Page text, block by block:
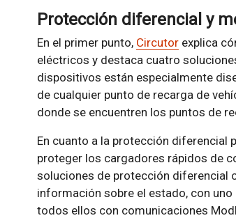
Protección diferencial y
En el primer punto, Circutorexplica
eléctricos y destaca cuatro
dispositivos están especialmente
de cualquier punto de recarga de
donde se encuentren los puntos de
En cuanto a la protección diferencial
proteger los cargadores rápidos de
soluciones de protección diferencial
información sobre el estado, con
todos ellos con comunicaciones